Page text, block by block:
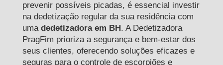
prevenir possíveis picadas, é essencial investir
na dedetização regular da sua residência com
uma dedetizadora em BH . A Dedetizadora
PragFim prioriza a segurança e bem-estar dos
seus clientes, oferecendo soluções eficazes e
seguras para o controle de escorpiões e